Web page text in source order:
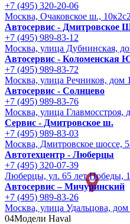
+7 (495) 320-20-06
Москва, Очаковское ш., 10к2с2
Автосервис - Дмитровское
+7 (495) 989-83-12
Москва, улица Дубнинская,
Автосервис - Коломенская
+7 (495) 989-83-72
Москва, улица Речников, дом
Автосервис - Солнцево
+7 (495) 989-83-76
Москва, улица Главмосстроя,
Сервис - Дмитровское ш.
+7 (495) 989-83-03
Москва, Дмитровское шоссе,
Автотехцентр - Люберцы
+7 (495) 320-07-39
Люберцы, ул. 65 лет Победы,
Автосервис – Мичуринский
+7 (495) 989-83-26
Москва, улица Удальцова, дом
04Модели Haval